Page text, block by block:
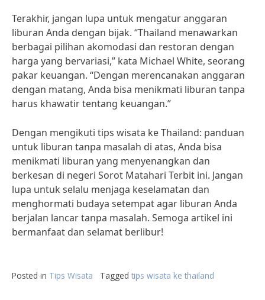
Terakhir, jangan lupa untuk mengatur anggaran
liburan Anda dengan bijak. “Thailand menawarkan
berbagai pilihan akomodasi dan restoran dengan
harga yang bervariasi,” kata Michael White, seorang
pakar keuangan. “Dengan merencanakan anggaran
dengan matang, Anda bisa menikmati liburan tanpa
harus khawatir tentang keuangan.”
Dengan mengikuti tips wisata ke Thailand: panduan
untuk liburan tanpa masalah di atas, Anda bisa
menikmati liburan yang menyenangkan dan
berkesan di negeri Sorot Matahari Terbit ini. Jangan
lupa untuk selalu menjaga keselamatan dan
menghormati budaya setempat agar liburan Anda
berjalan lancar tanpa masalah. Semoga artikel ini
bermanfaat dan selamat berlibur!
Posted in Tips Wisata Tagged tips wisata ke thailand